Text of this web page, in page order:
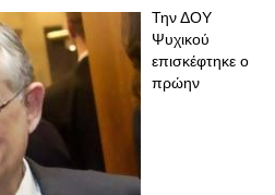
Την ΔΟΥ
Ψυχικού
επισκέφτηκε ο
πρώην